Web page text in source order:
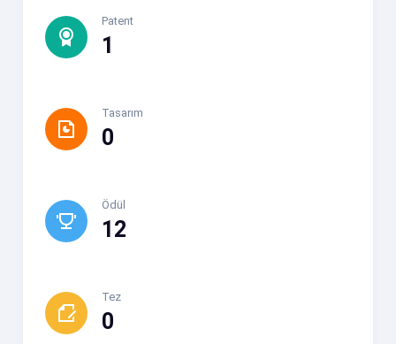
Patent
1
Tasarım
0
Ödül
12
Tez
0